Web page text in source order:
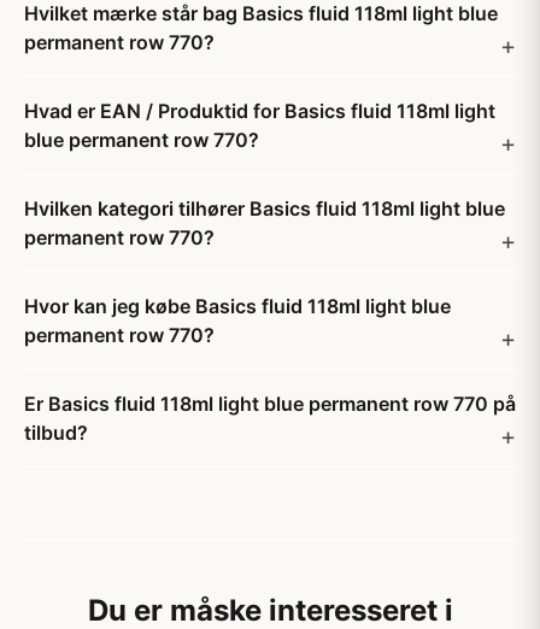
Hvilket mærke står bag Basics fluid 118ml light blue
permanent row 770?
Hvad er EAN / Produktid for Basics fluid 118ml light
blue permanent row 770?
Hvilken kategori tilhører Basics fluid 118ml light blue
permanent row 770?
Hvor kan jeg købe Basics fluid 118ml light blue
permanent row 770?
Er Basics fluid 118ml light blue permanent row 770 på
tilbud?
Du er måske interesseret i